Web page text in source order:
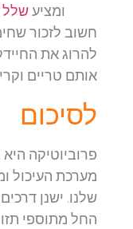
ומציעשלל
חשוב לזכור
להרוג את
אותם טריים
לסיכום
פרוביוטיקה היא
מערכת העיכול
שלנו. ישנן דרכים
החל מתוספי